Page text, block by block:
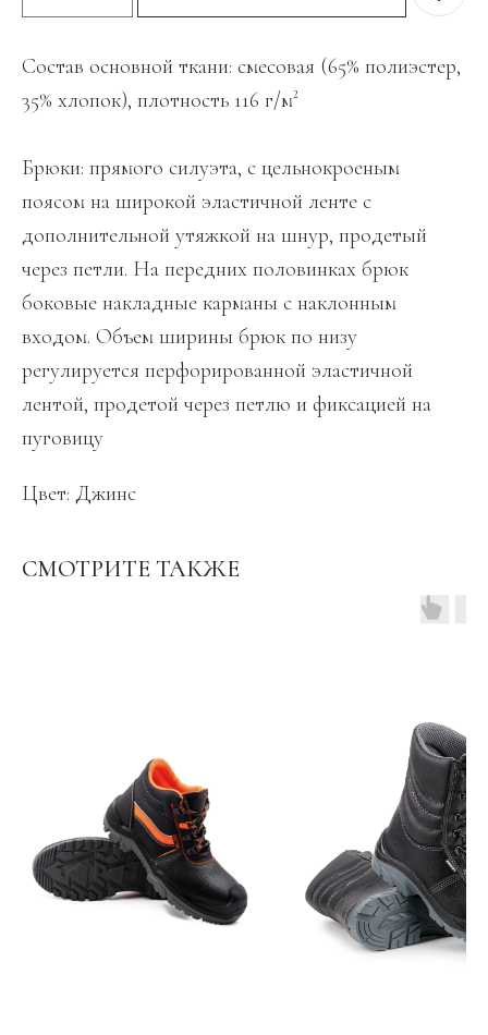
Состав основной ткани: смесовая (65% полиэстер,
35% хлопок), плотность 116 г/м²
Брюки: прямого силуэта, с цельнокроеным
поясом на широкой эластичной ленте с
дополнительной утяжкой на шнур, продетый
через петли. На передних половинках брюк
боковые накладные карманы с наклонным
входом. Объем ширины брюк по низу
регулируется перфорированной эластичной
лентой, продетой через петлю и фиксацией на
пуговицу
Цвет: Джинс
СМОТРИТЕ ТАКЖЕ